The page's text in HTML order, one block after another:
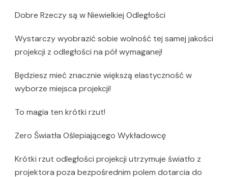
Dobre Rzeczy są w Niewielkiej Odległości
Wystarczy wyobrazić sobie wolność tej samej jakości
projekcji z odległości na pół wymaganej!
Będziesz mieć znacznie większą elastyczność w
wyborze miejsca projekcji!
To magia ten krótki rzut!
Zero Światła Oślepiającego Wykładowcę
Krótki rzut odległości projekcji utrzymuje światło z
projektora poza bezpośrednim polem dotarcia do